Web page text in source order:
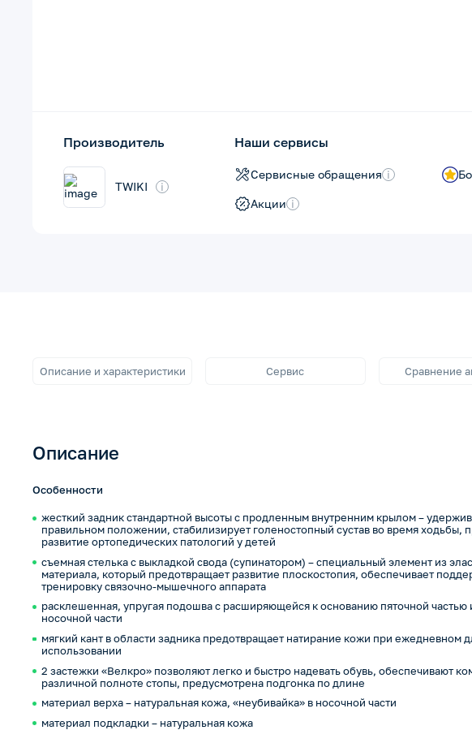
Производитель
TWIKI i
Наши сервисы
Сервисные обращения i
Акции i
Описание и характеристики Сервис Сравнение
Описание
Особенности
жесткий задник стандартной высоты с продленным внутренним крылом –
правильном положении, стабилизирует голеностопный сустав во время ходьбы,
развитие ортопедических патологий у детей
съемная стелька с выкладкой свода (супинатором) – специальный элемент из
материала, который предотвращает развитие плоскостопия, обеспечивает
тренировку связочно-мышечного аппарата
расклешенная, упругая подошва с расширяющейся к основанию пяточной частью
носочной части
мягкий кант в области задника предотвращает натирание кожи при ежедневном
использовании
2 застежки «Велкро» позволяют легко и быстро надевать обувь, обеспечивают
различной полноте стопы, предусмотрена подгонка по длине
материал верха – натуральная кожа, «неубивайка» в носочной части
материал подкладки – натуральная кожа